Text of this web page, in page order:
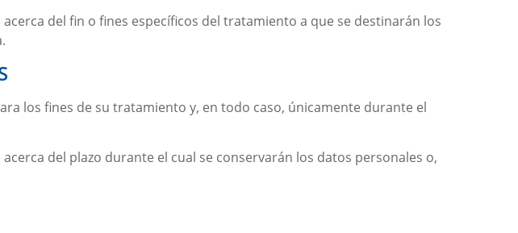
del fin o fines específicos del tratamiento a que se destinarán los
los fines de su tratamiento y, en todo caso, únicamente durante el
del plazo durante el cual se conservarán los datos personales o,